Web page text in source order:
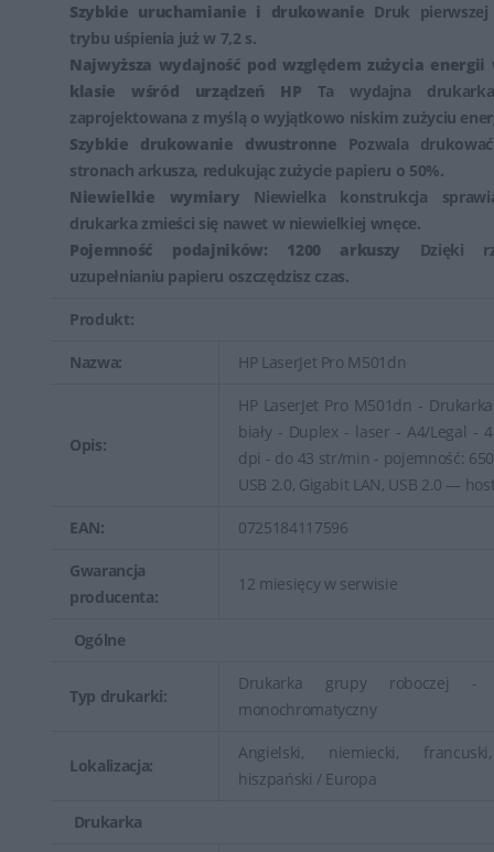
Szybkie uruchamianie i drukowanie Druk
trybu uśpienia już w 7,2 s.
Najwyższa wydajność pod względem zużycia
klasie wśród urządzeń HP Ta wydajna
zaprojektowana z myślą o wyjątkowo niskim zużyciu
Szybkie drukowanie dwustronne Pozwala
stronach arkusza, redukując zużycie papieru o 50%.
Niewielkie wymiary Niewielka konstrukcja
drukarka zmieści się nawet w niewielkiej wnęce.
Pojemność podajników: 1200 arkuszy Dzięki
uzupełnianiu papieru oszczędzisz czas.
Produkt:
Nazwa: HP LaserJet Pro M501dn
Opis:
HP LaserJet Pro M501dn -
biały - Duplex - laser - A4/Legal -
dpi - do 43 str/min - pojemność:
USB 2.0, Gigabit LAN, USB 2.0 —
EAN: 0725184117596
Gwarancja
producenta:
12 miesięcy w serwisie
Ogólne
Typ drukarki:
Drukarka grupy roboczej
monochromatyczny
Lokalizacja:
Angielski, niemiecki,
hiszpański / Europa
Drukarka